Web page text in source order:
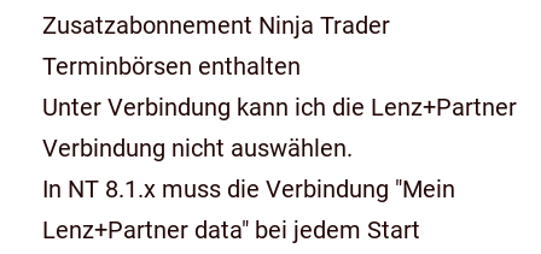
Zusatzabonnement Ninja Trader
Terminbörsen enthalten
Unter Verbindung kann ich die Lenz+Partner
Verbindung nicht auswählen.
In NT 8.1.x muss die Verbindung "Mein
Lenz+Partner data" bei jedem Start